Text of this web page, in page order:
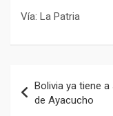
Vía: La Patria
de
Bolivia ya tiene
de Ayacucho